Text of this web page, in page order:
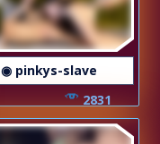
◉ pinkys-slave
2831